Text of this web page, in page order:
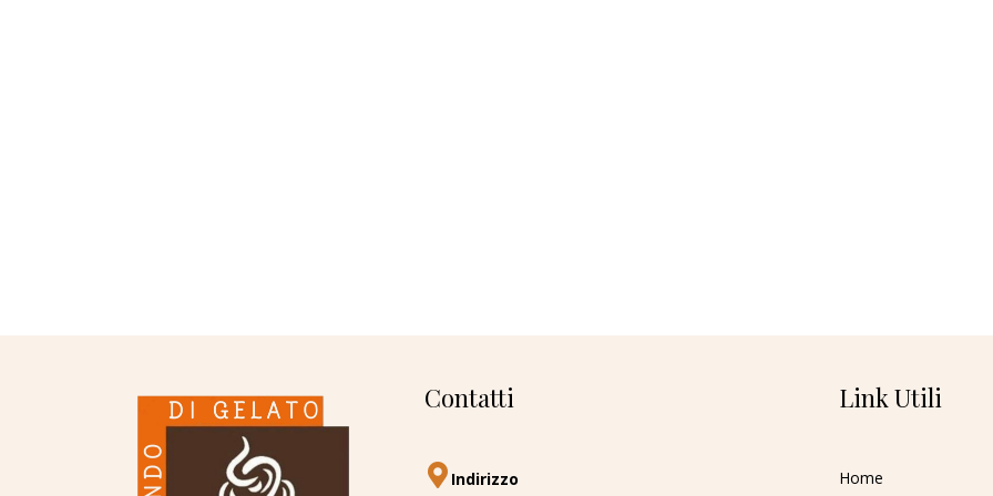
Contatti
Indirizzo
Link Utili
Home